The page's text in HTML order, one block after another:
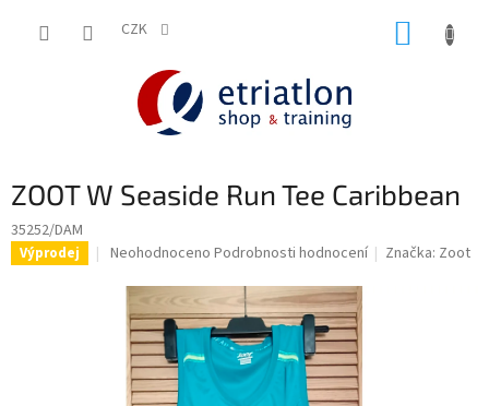
CZK
ZOOT W Seaside Run Tee Caribbean
35252/DAM
Výprodej
Průměrné
produktu
hvězdiček.
Neohodnoceno Podrobnosti hodnocení Značka: Zoot
shop.etriatlon.cz - Chat